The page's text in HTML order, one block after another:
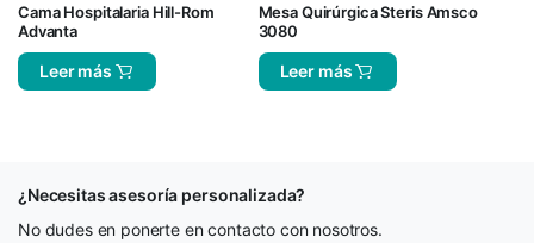
Cama Hospitalaria Hill-Rom
Advanta
Leer más
Mesa Quirúrgica Steris Amsco
3080
Leer más
¿Necesitas asesoría personalizada?
No dudes en ponerte en contacto con nosotros.